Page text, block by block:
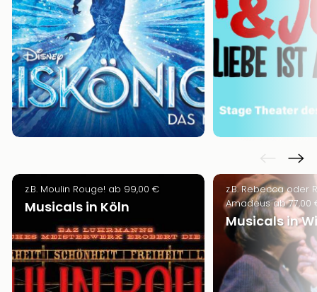
z.B. Moulin Rouge! ab 99,00 €
Musicals in Köln
z.B. Rebecca oder
Amadeus ab 77,00
Musicals in